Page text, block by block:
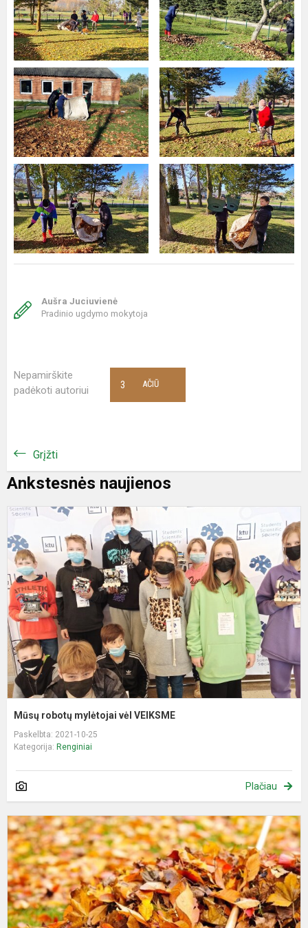
Aušra Juciuvienė
Pradinio ugdymo mokytoja
Nepamirškite
padėkoti autoriui
AČIŪ
3
Grįžti
Ankstesnės naujienos
Mūsų robotų mylėtojai vėl VEIKSME
Paskelbta: 2021-10-25
Kategorija: Renginiai
Plačiau